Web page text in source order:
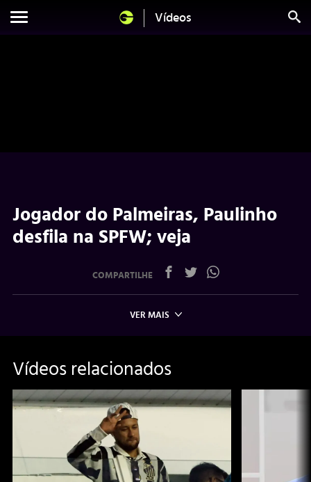
Vídeos
Jogador do Palmeiras, Paulinho
desfila na SPFW; veja
COMPARTILHE
VER MAIS
Vídeos relacionados